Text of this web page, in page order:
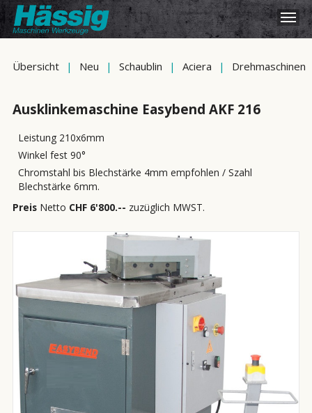
Übersicht | Neu | Schaublin | Aciera | Drehmaschinen
Ausklinkemaschine Easybend AKF 216
Leistung 210x6mm
Winkel fest 90°
Chromstahl bis Blechstärke 4mm empfohlen / Szahl
Blechstärke 6mm.
PreisNetto CHF 6'800.-- zuzüglich MWST.